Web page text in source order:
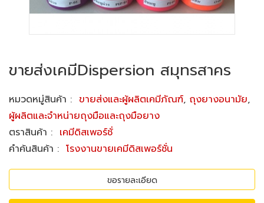
ขายส่งเคมีDispersion สมุทรสาคร
หมวดหมู่สินค้า : ขายส่งและผู้ผลิตเคมีภัณฑ์, ถุงยางอนามัย,
ผู้ผลิตและจำหน่ายถุงมือและถุงมือยาง
ตราสินค้า : เคมีดิสเพอร์ชั่
คำค้นสินค้า : โรงงานขายเคมีดิสเพอร์ชั่น
ขอรายละเอียด